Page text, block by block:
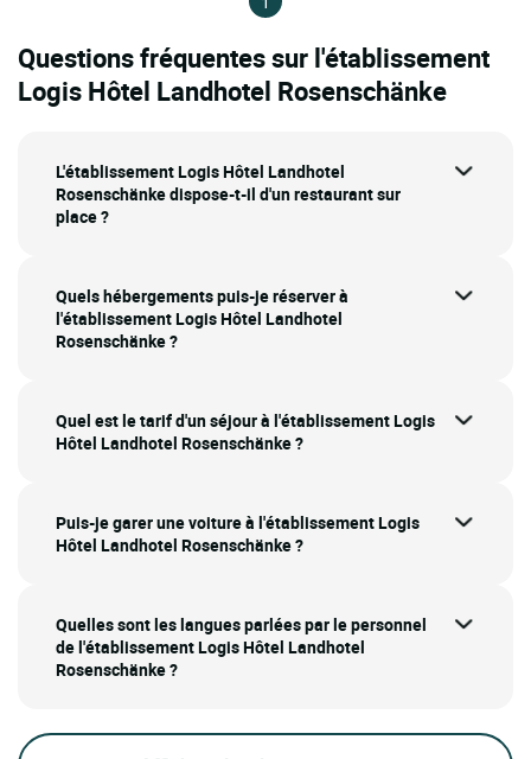
Questions fréquentes sur l'établissement
Logis Hôtel Landhotel Rosenschänke
L'établissement Logis Hôtel Landhotel
Rosenschänke dispose-t-il d'un restaurant sur
place ?
Quels hébergements puis-je réserver à
l'établissement Logis Hôtel Landhotel
Rosenschänke ?
Quel est le tarif d'un séjour à l'établissement Logis
Hôtel Landhotel Rosenschänke ?
Puis-je garer une voiture à l'établissement Logis
Hôtel Landhotel Rosenschänke ?
Quelles sont les langues parlées par le personnel
de l'établissement Logis Hôtel Landhotel
Rosenschänke ?